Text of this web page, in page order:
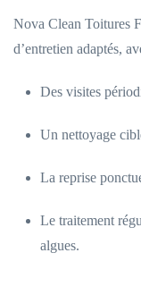
Nova Clean Toitures
d’entretien adaptés,
Des visites
Un nettoyage
La reprise
Le traitement
algues.